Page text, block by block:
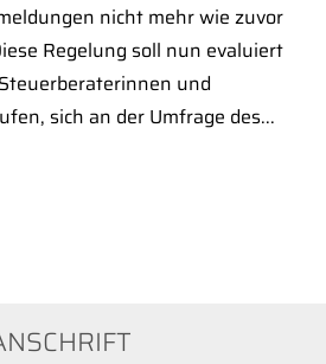
nicht mehr wie zuvor
Regelung soll nun evaluiert
und
sich an der Umfrage des...